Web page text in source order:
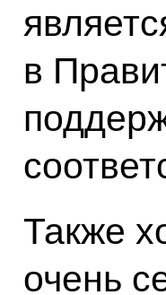
в
Также
очень